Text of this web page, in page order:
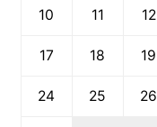
10 11 12
17 18 19
24 25 26